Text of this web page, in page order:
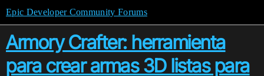
Epic Developer Community Forums
Armory Crafter: herramienta
para crear armas 3D listas para